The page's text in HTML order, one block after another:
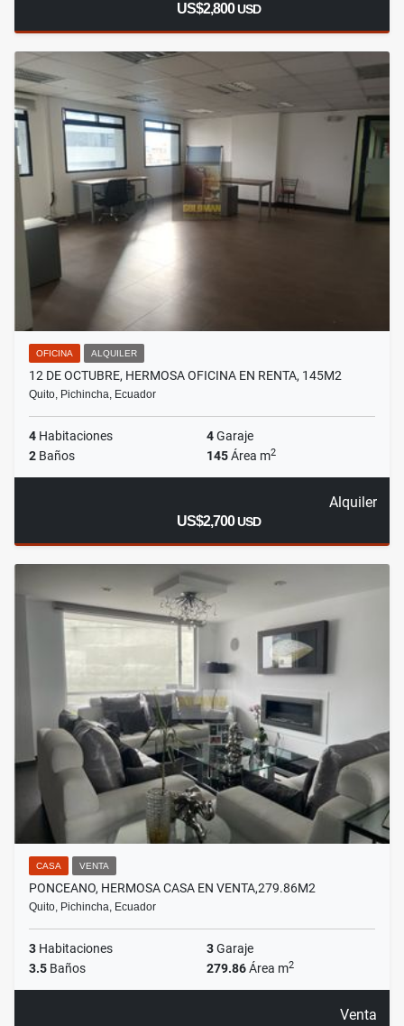
US$2,800USD
OFICINA ALQUILER
12 DE OCTUBRE, HERMOSA OFICINA EN RENTA, 145M2
Quito, Pichincha, Ecuador
4 Habitaciones 4Garaje
2 Baños 145Área m2
Alquiler
US$2,700USD
CASA VENTA
PONCEANO, HERMOSA CASA EN VENTA,279.86M2
Quito, Pichincha, Ecuador
3 Habitaciones 3Garaje
3.5 Baños 279.86Área m2
Venta